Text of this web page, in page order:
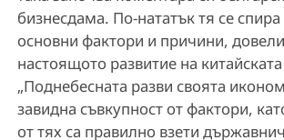
бизнесдама. По-нататък тя се
основни фактори и причини,
настоящото развитие на
„Поднебесната разви своята
завидна съвкупност от фактори,
от тях са правилно взети